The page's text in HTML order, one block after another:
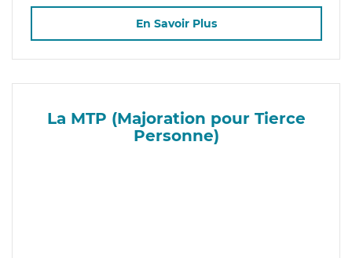
En Savoir Plus
La MTP (Majoration pour Tierce
Personne)